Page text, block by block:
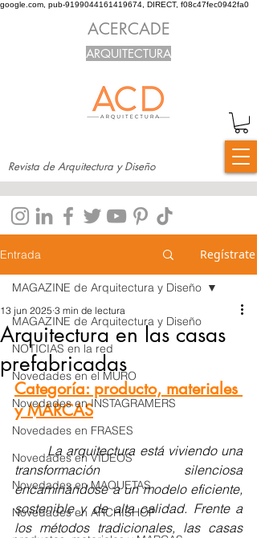
google.com, pub-9199044161419674, DIRECT, f08c47fec0942fa0
Revista de Arquitectura y Diseño
ACERCADE
ARQUITECTURA
Entrada Regístrate
MAGAZINE de Arquitectura y Diseño
NOTICIAS en la red
Novedades en el MURO
Novedades en INSTAGRAMERS
Novedades en FRASES
Novedades en VÍDEOS
Novedades en MAQUETAS
Novedades en ARCHISHOP
MAGAZINE de Arquitectura y Diseño
Arquitectura en las casas
prefabricadas
13 jun 2025 3 min de lectura
Categoría: producto, materiales
y MARCAS
	La arquitectura está viviendo una
transformación silenciosa
encaminándose a un modelo eficiente,
sostenible y de alta calidad. Frente a
los métodos tradicionales, las casas